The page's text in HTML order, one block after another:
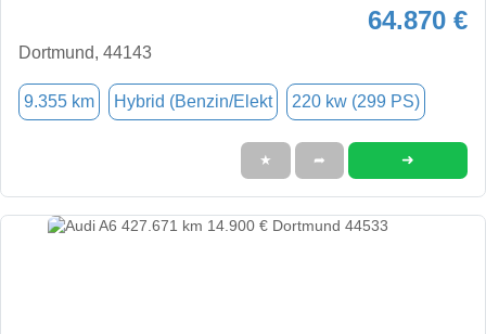
64.870 €
Dortmund, 44143
9.355 km Hybrid (Benzin/Elekt 220 kw (299 PS)
★ ➦ ➜